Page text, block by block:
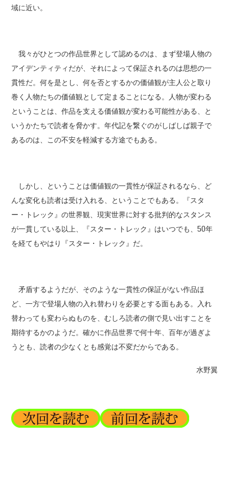
域に近い。
我々がひとつの作品世界として認めるのは、まず登場人物の
アイデンティティだが、それによって保証されるのは思想の一
貫性だ。何を是とし、何を否とするかの価値観が主人公と取り
巻く人物たちの価値観として定まることになる。人物が変わる
ということは、作品を支える価値観が変わる可能性がある、と
いうかたちで読者を脅かす。年代記を繋ぐのがしばしば親子で
あるのは、この不安を軽減する方途でもある。
しかし、ということは価値観の一貫性が保証されるなら、ど
んな変化も読者は受け入れる、ということでもある。『スタ
ー・トレック』の世界観、現実世界に対する批判的なスタンス
が一貫している以上、『スター・トレック』はいつでも、50年
を経てもやはり『スター・トレック』だ。
矛盾するようだが、そのような一貫性の保証がない作品ほ
ど、一方で登場人物の入れ替わりを必要とする面もある。入れ
替わっても変わらぬものを、むしろ読者の側で見い出すことを
期待するかのようだ。確かに作品世界で何十年、百年が過ぎよ
うとも、読者の少なくとも感覚は不変だからである。
水野翼